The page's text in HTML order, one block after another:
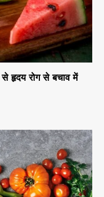
हृदय रोग से बचाव में